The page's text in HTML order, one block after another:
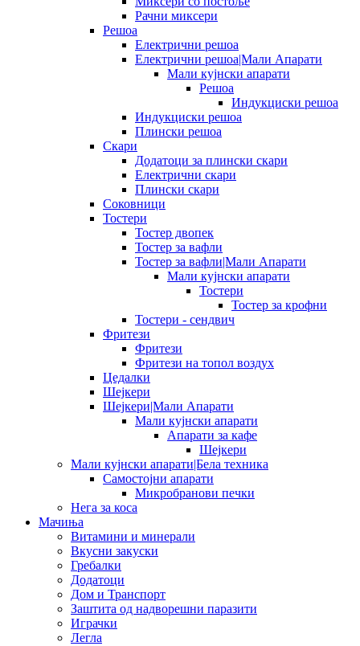
Рачни миксери
Решоа
Електрични решоа
Електрични решоа|Мали Апарати
Мали кујнски апарати
Решоа
Индукциски решоа
Индукциски решоа
Плински решоа
Скари
Додатоци за плински скари
Електрични скари
Плински скари
Соковници
Тостери
Тостер двопек
Тостер за вафли
Тостер за вафли|Мали Апарати
Мали кујнски апарати
Тостери
Тостер за крофни
Тостери - сендвич
Фритези
Фритези
Фритези на топол воздух
Цедалки
Шејкери
Шејкери|Мали Апарати
Мали кујнски апарати
Апарати за кафе
Шејкери
Мали кујнски апарати|Бела техника
Самостојни апарати
Микробранови печки
Нега за коса
Мачиња
Витамини и минерали
Вкусни закуски
Гребалки
Додатоци
Дом и Транспорт
Заштита од надворешни паразити
Играчки
Легла